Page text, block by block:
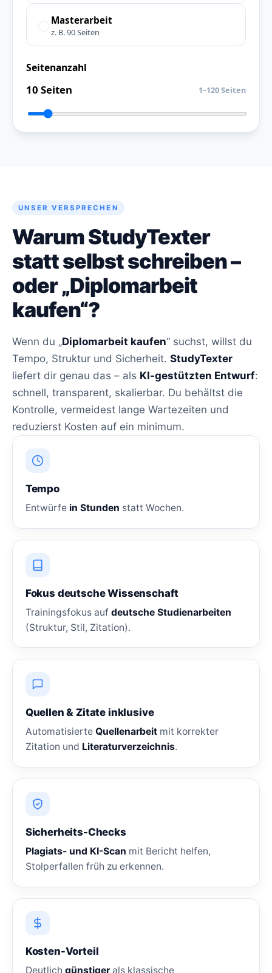
Masterarbeit
z. B. 90 Seiten
Seitenanzahl
10 Seiten 1–120 Seiten
UNSER VERSPRECHEN
Warum StudyTexter
statt selbst schreiben –
oder „Diplomarbeit
kaufen“?
Wenn du „Diplomarbeit kaufen“ suchst, willst du
Tempo, Struktur und Sicherheit. StudyTexter
liefert dir genau das – als KI-gestützten Entwurf:
schnell, transparent, skalierbar. Du behältst die
Kontrolle, vermeidest lange Wartezeiten und
reduzierst Kosten auf ein minimum.
Tempo
Entwürfe in Stunden statt Wochen.
Fokus deutsche Wissenschaft
Trainingsfokus auf deutsche Studienarbeiten
(Struktur, Stil, Zitation).
Quellen & Zitate inklusive
Automatisierte Quellenarbeitmit korrekter
Zitation und Literaturverzeichnis.
Sicherheits-Checks
Plagiats- und KI-Scan mit Bericht helfen,
Stolperfallen früh zu erkennen.
Kosten-Vorteil
Deutlich günstigerals klassische